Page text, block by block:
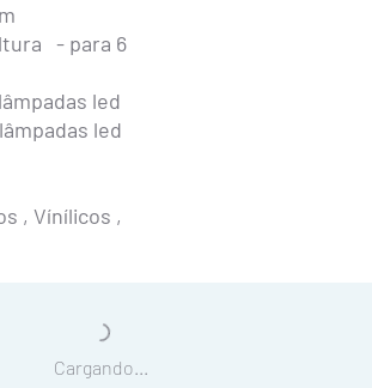
- para 6
led
led
, Vínílicos ,
Cargando...